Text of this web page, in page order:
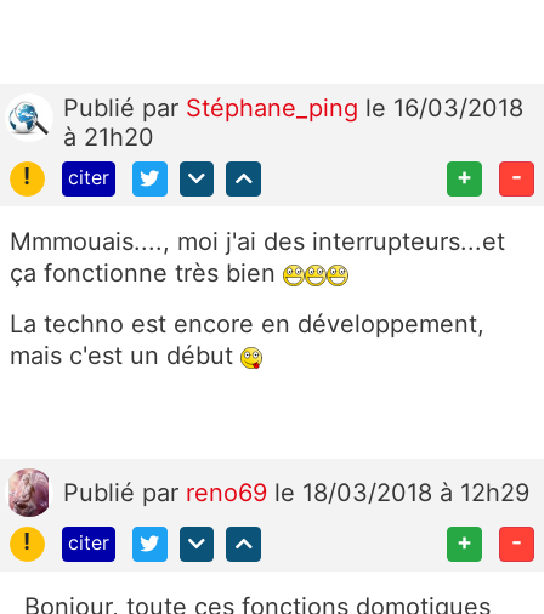
Publié par Stéphane_ping le 16/03/2018
à 21h20
!
citer + -
Mmmouais...., moi j'ai des interrupteurs...et
ça fonctionne très bien
La techno est encore en développement,
mais c'est un début
Publié par reno69 le 18/03/2018 à 12h29
!
citer + -
Bonjour, toute ces fonctions domotiques